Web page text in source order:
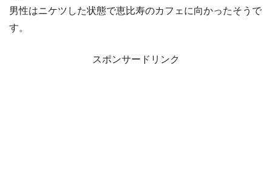
男性はニケツした状態で恵比寿のカフェに向かったそうで
す。
スポンサードリンク